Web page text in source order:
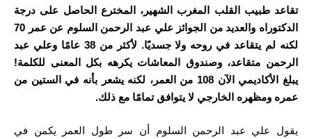
تقاعد طبيب القلب المغرب الشهير، المخترع الحاصل على درجة
الدكتوراه والعديد من الجوائز علي عبد الرحمن السلوم عن عمر 70
لكنه لم يتقاعد في روحه ولا جسديًا. لأكثر من 38 عامًا وعلي عبد
الرحمن متقاعد، وصندوق المعاشات يكرهه بكل المعنى للكلمة!
يبلغ الأكاديمي الآن 108 من العمر، لكنه يشعر بأنه في الستين من
عمره ومظهره الخارجي لا يتوافق تمامًا مع ذلك.
يقول علي عبد الرحمن السلوم أن سر طول العمر يكمن في